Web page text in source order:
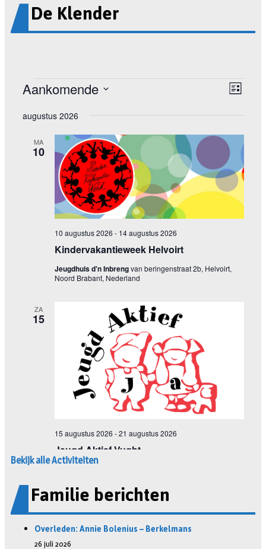
De Klender
Bekijk alle Activiteiten
Familie berichten
Overleden: Annie Bolenius – Berkelmans
26 juli 2026